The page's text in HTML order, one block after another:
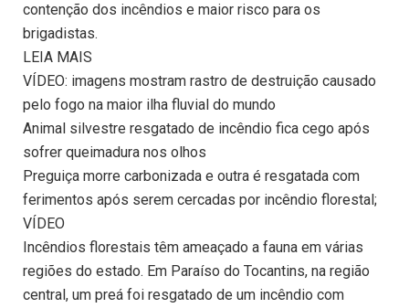
contenção dos incêndios e maior risco para os
brigadistas.
LEIA MAIS
VÍDEO: imagens mostram rastro de destruição causado
pelo fogo na maior ilha fluvial do mundo
Animal silvestre resgatado de incêndio fica cego após
sofrer queimadura nos olhos
Preguiça morre carbonizada e outra é resgatada com
ferimentos após serem cercadas por incêndio florestal;
VÍDEO
Incêndios florestais têm ameaçado a fauna em várias
regiões do estado. Em Paraíso do Tocantins, na região
central, um preá foi resgatado de um incêndio com